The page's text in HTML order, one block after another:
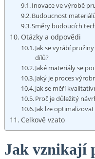
Inovace ve výrobě
Budoucnost
Směry budoucích
Otázky a odpovědi
Jak se vyrábí
dílů?
Jaké materiály se
Jaký‌ je⁤ proces
Jak se ⁤měří
Proč je důležitý
Jak lze
Celkově vzato
Jak ⁤vznikají⁢